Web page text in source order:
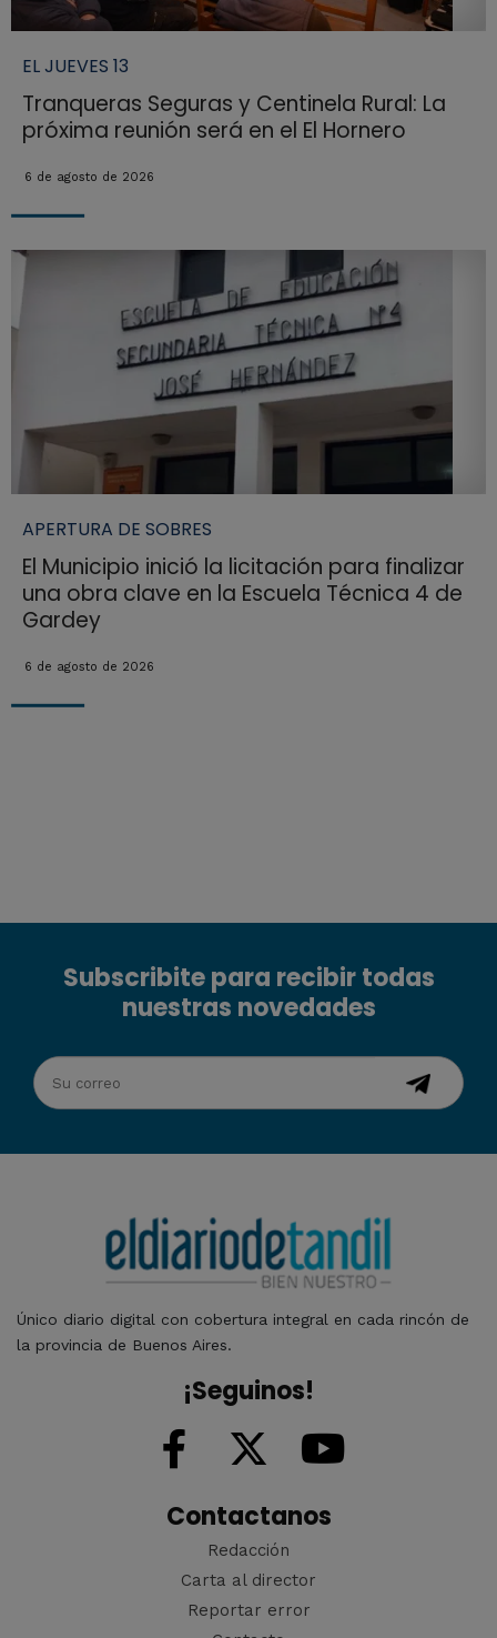
EL JUEVES 13
Tranqueras Seguras y Centinela Rural: La
próxima reunión será en el El Hornero
6 de agosto de 2026
APERTURA DE SOBRES
El Municipio inició la licitación para finalizar
una obra clave en la Escuela Técnica 4 de
Gardey
6 de agosto de 2026
Subscribite para recibir todas
nuestras novedades
Único diario digital con cobertura integral en cada rincón de
la provincia de Buenos Aires.
¡Seguinos!
Contactanos
Redacción
Carta al director
Reportar error